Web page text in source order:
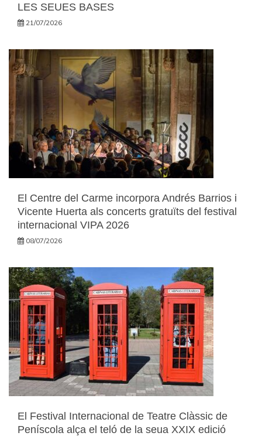
LES SEUES BASES
21/07/2026
El Centre del Carme incorpora Andrés Barrios i
Vicente Huerta als concerts gratuïts del festival
internacional VIPA 2026
08/07/2026
El Festival Internacional de Teatre Clàssic de
Peníscola alça el teló de la seua XXIX edició